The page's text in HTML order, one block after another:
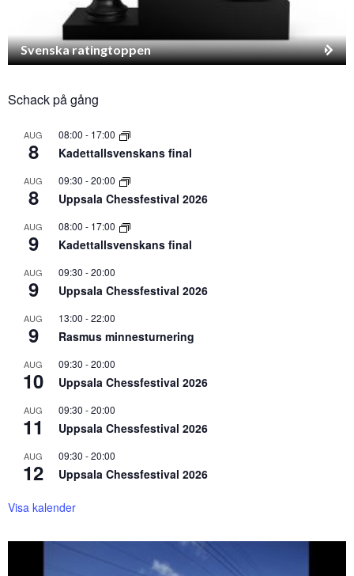
Svenska ratingtoppen
Schack på gång
AUG
8
08:00 - 17:00
Kadettallsvenskans final
AUG
8
09:30 -20:00
Uppsala Chessfestival 2026
AUG
9
08:00 - 17:00
Kadettallsvenskans final
AUG
9
09:30 -20:00
Uppsala Chessfestival 2026
AUG
9
13:00 -22:00
Rasmus minnesturnering
AUG
10
09:30 -20:00
Uppsala Chessfestival 2026
AUG
11
09:30 -20:00
Uppsala Chessfestival 2026
AUG
12
09:30 -20:00
Uppsala Chessfestival 2026
Visa kalender